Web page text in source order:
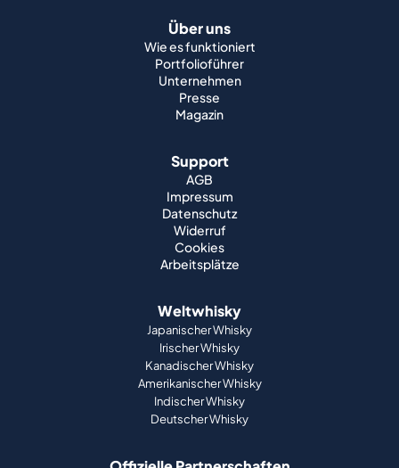
Über uns
Wie es funktioniert
Portfolioführer
Unternehmen
Presse
Magazin
Support
AGB
Impressum
Datenschutz
Widerruf
Cookies
Arbeitsplätze
Weltwhisky
Japanischer Whisky
Irischer Whisky
Kanadischer Whisky
Amerikanischer Whisky
Indischer Whisky
Deutscher Whisky